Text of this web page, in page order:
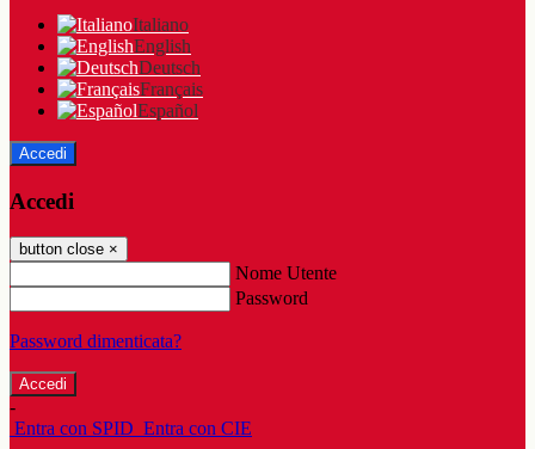
Italiano
English
Deutsch
Français
Español
Accedi
Accedi
button close ×
Nome Utente
Password
Password dimenticata?
-
Entra con SPID Entra con CIE